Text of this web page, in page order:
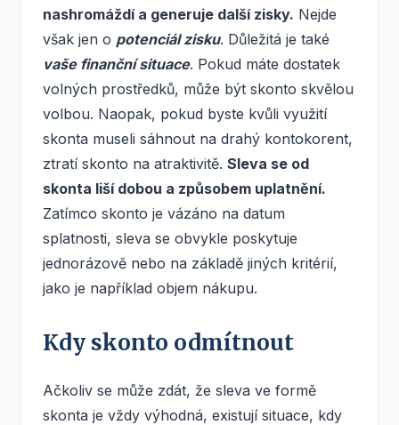
nashromáždí a generuje další zisky. Nejde
však jen o potenciál zisku. Důležitá je také
vaše finanční situace. Pokud máte dostatek
volných prostředků, může být skonto skvělou
volbou. Naopak, pokud byste kvůli využití
skonta museli sáhnout na drahý kontokorent,
ztratí skonto na atraktivitě. Sleva se od
skonta liší dobou a způsobem uplatnění.
Zatímco skonto je vázáno na datum
splatnosti, sleva se obvykle poskytuje
jednorázově nebo na základě jiných kritérií,
jako je například objem nákupu.
Kdy skonto odmítnout
Ačkoliv se může zdát, že sleva ve formě
skonta je vždy výhodná, existují situace, kdy